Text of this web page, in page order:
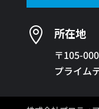
 所在地
〒105-
プライム